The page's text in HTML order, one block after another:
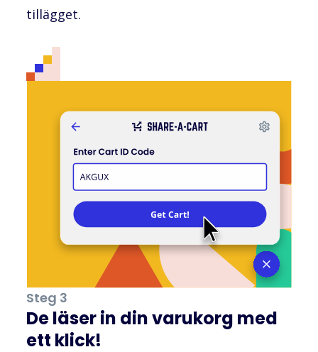
tillägget.
Steg 3
De läser in din varukorg med
ett klick!